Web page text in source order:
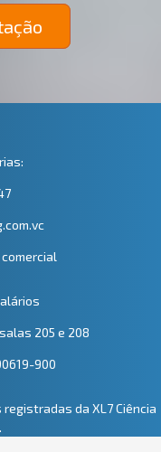
205 e 208
900
da XL7 Ciência